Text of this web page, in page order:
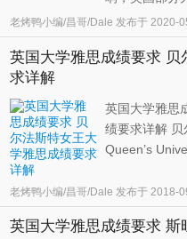
较人性化的更
担心一次考试
了。 虽然支持
老烤鸭小编/昌哥/Dale 发布于 2020-
英国大学雅思成绩要求
求详解
英国大学雅思
绩要求详解
Queen’s
学院。1845年
学。该学校由
要的大学为受
老烤鸭小编/昌哥/Dale 发布于 2018-
英国大学雅思成绩要求